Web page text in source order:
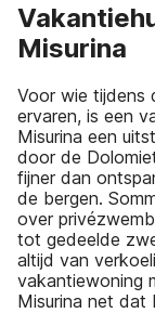
Misurina
Voor wie tijdens
ervaren, is een
Misurina een
door de
fijner dan
de bergen.
over
tot gedeelde
altijd van
vakantiewoning
Misurina net dat